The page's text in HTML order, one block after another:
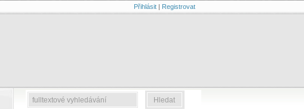
Přihlásit| Registrovat